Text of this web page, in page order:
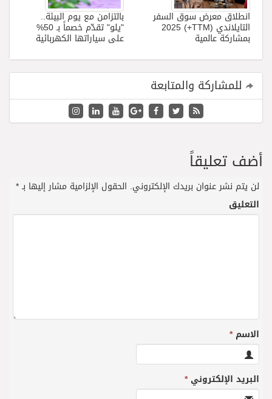
بالتزامن مع يوم البيئة..
"يلو" تقدّم خصماً بـ 50%
على سياراتها الكهربائية
انطلاق معرض سوق السفر
التايلاندي (TTM+) 2025
بمشاركة عالمية
للمشاركة والمتابعة
أضف تعليقاً
لن يتم نشر عنوان بريدك الإلكتروني. الحقول الإلزامية مشار إليها بـ*
التعليق
الاسم*
البريد الإلكتروني*